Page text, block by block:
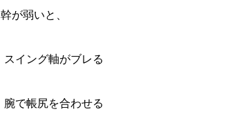
が弱いと、
スイング軸がブレる
腕で帳尻を合わせる